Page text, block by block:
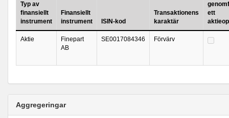
Typ av
finansiellt
instrument
Finansiellt
instrument
ISIN-kod
Transaktionens
karaktär
ett
Aktie
Finepart
AB
SE0017084346 Förvärv
Aggregeringar